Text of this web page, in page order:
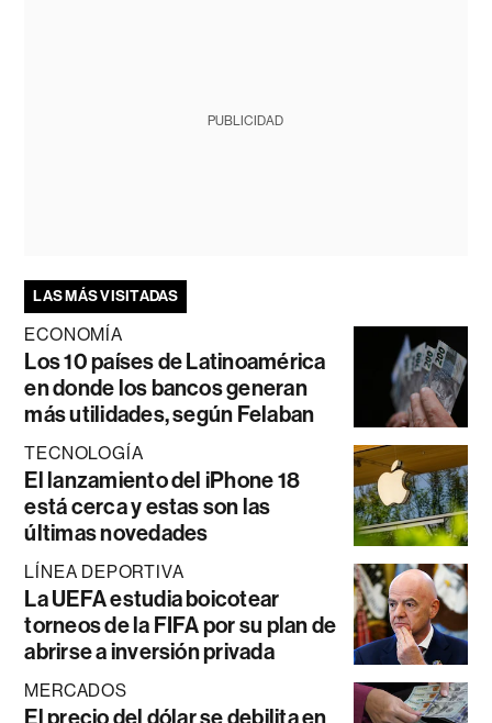
PUBLICIDAD
LAS MÁS VISITADAS
ECONOMÍA
Los 10 países de Latinoamérica
en donde los bancos generan
más utilidades, según Felaban
TECNOLOGÍA
El lanzamiento del iPhone 18
está cerca y estas son las
últimas novedades
LÍNEA DEPORTIVA
La UEFA estudia boicotear
torneos de la FIFA por su plan de
abrirse a inversión privada
MERCADOS
El precio del dólar se debilita en